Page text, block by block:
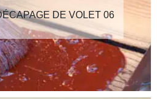
DE VOLET 06